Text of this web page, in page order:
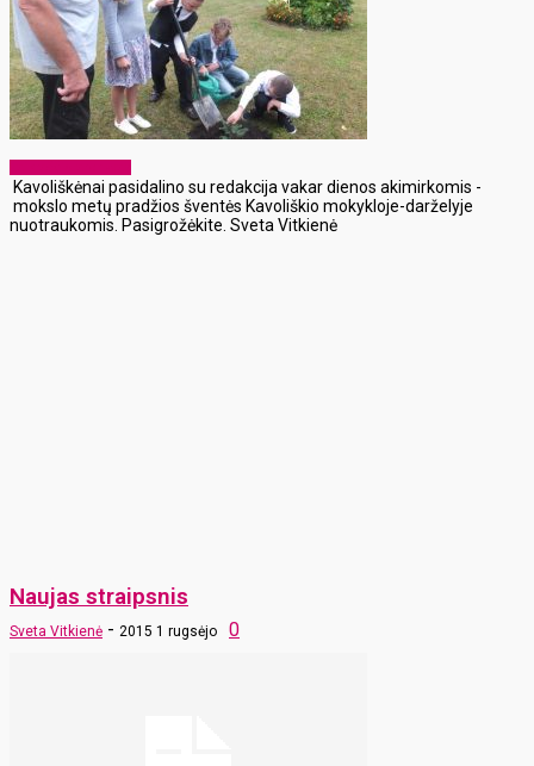
Kavoliškėnai pasidalino su redakcija vakar dienos akimirkomis -
mokslo metų pradžios šventės Kavoliškio mokykloje-darželyje
nuotraukomis. Pasigrožėkite. Sveta Vitkienė
Naujas straipsnis
Sveta Vitkienė - 2015 1 rugsėjo 0